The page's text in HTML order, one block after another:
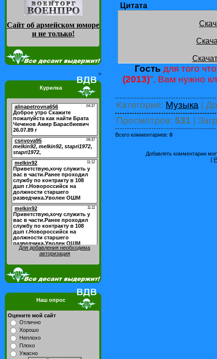
Сайт об армейском юморе
и не только!
>
Курилка
Для добавления необходима
авторизация
Наш опрос
Оцените мой сайт
Отлично
Хорошо
Неплохо
Плохо
Ужасно
Цитата
Гость для того
(2013)", Вам нужно
Категория: Музыка |
Просмотров: 531 |
Всего комментариев: 0
Добавлять комментарии
[